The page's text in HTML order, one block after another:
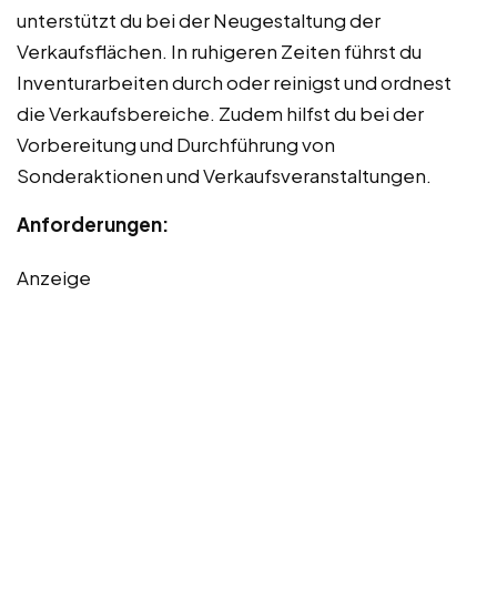
unterstützt du bei der Neugestaltung der
Verkaufsflächen. In ruhigeren Zeiten führst du
Inventurarbeiten durch oder reinigst und ordnest
die Verkaufsbereiche. Zudem hilfst du bei der
Vorbereitung und Durchführung von
Sonderaktionen und Verkaufsveranstaltungen.
Anforderungen:
Anzeige